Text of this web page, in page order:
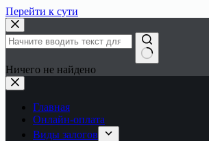
Перейти к сути
Ничего не найдено
Главная
Онлайн-оплата
Виды залогов